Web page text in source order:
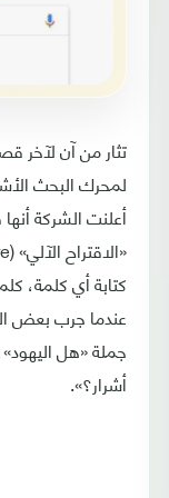
تثار من آن لآخر
أعلنت الشركة
كتابة أي كلمة،
عندما جرب بعض
جملة «هل
أشرار؟».